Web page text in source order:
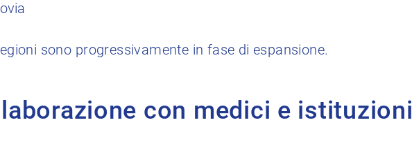
sono progressivamente in fase di espansione.
con medici e istituzioni